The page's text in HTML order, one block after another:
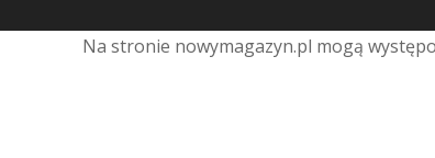
Na stronie nowymagazyn.pl mogą